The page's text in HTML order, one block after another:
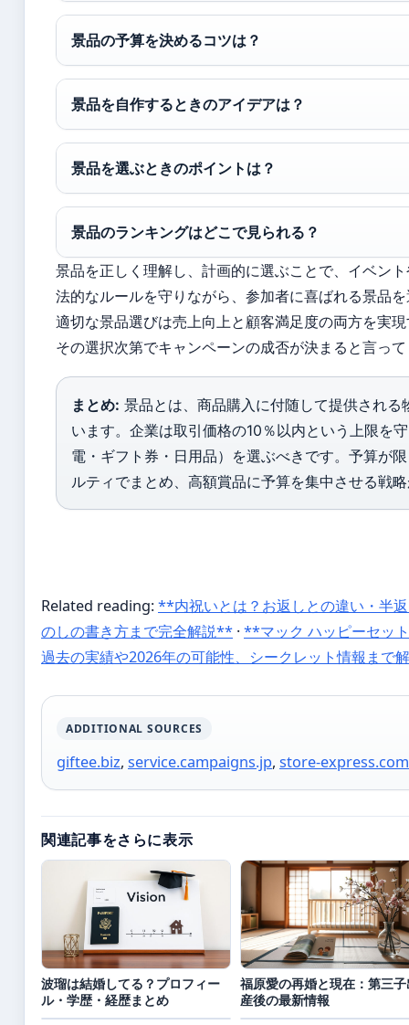
景品の予算を決めるコツは？
景品を自作するときのアイデアは？
景品を選ぶときのポイントは？
景品のランキングはどこで見られる？
景品を正しく理解し、計画的に選ぶことで、イベン
法的なルールを守りながら、参加者に喜ばれる景品
適切な景品選びは売上向上と顧客満足度の両方を実
その選択次第でキャンペーンの成否が決まると言っ
まとめ: 景品とは、商品購入に付随して提供され
います。企業は取引価格の10％以内という上限を
電・ギフト券・日用品）を選ぶべきです。予算が
ルティでまとめ、高額賞品に予算を集中させる戦
Related reading:**内祝いとは？お返しとの違い・半
のしの書き方まで完全解説** ·**マック ハッピーセッ
過去の実績や2026年の可能性、シークレット情報まで
ADDITIONAL SOURCES
giftee.biz, service.campaigns.jp, store-express.com
関連記事をさらに表示
波瑠は結婚してる？プロフィー
ル・学歴・経歴まとめ
福原愛の再婚と現在：第三子
産後の最新情報